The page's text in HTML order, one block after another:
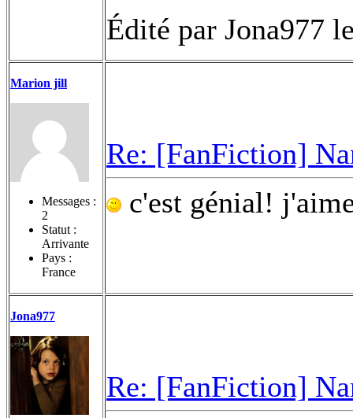
Édité par Jona977
Marion jill
Messages :
2
Statut :
Arrivante
Pays :
France
Re: [FanFiction]
c'est génial!
Jona977
Re: [FanFiction]